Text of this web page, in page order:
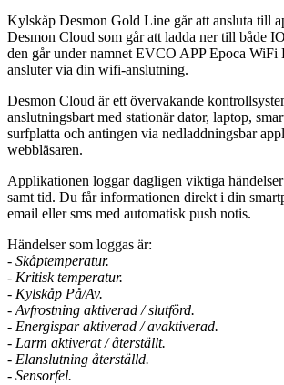
Kylskåp Desmon Gold Line går att ansluta till
Desmon Cloud som går att ladda ner till både
den går under namnet EVCO APP Epoca WiFi
ansluter via din wifi-anslutning.
Desmon Cloud är ett övervakande
anslutningsbart med stationär dator, laptop,
surfplatta och antingen via nedladdningsbar
webbläsaren.
Applikationen loggar dagligen viktiga
samt tid. Du får informationen direkt i din
email eller sms med automatisk push notis.
Händelser som loggas är:
- Skåptemperatur.
- Kritisk temperatur.
- Kylskåp På/Av.
- Avfrostning aktiverad / slutförd.
- Energispar aktiverad / avaktiverad.
- Larm aktiverat / återställt.
- Elanslutning återställd.
- Sensorfel.